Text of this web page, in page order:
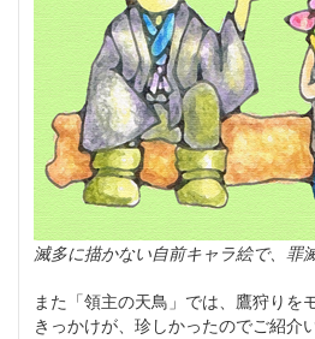
滅多に描かない自前キャラ絵で、罪
また「領主の天鳥」では、鷹狩りを
きっかけが、珍しかったのでご紹介